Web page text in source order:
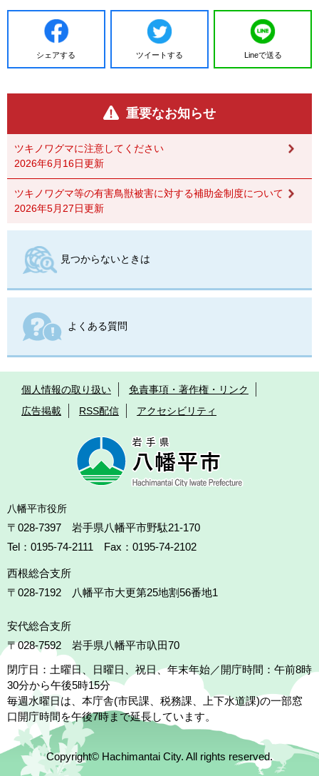
シェアする ツイートする Lineで送る
重要なお知らせ
ツキノワグマに注意してください
2026年6月16日更新
ツキノワグマ等の有害鳥獣被害に対する補助金制度について
2026年5月27日更新
見つからないときは
よくある質問
個人情報の取り扱い
免責事項・著作権・リンク
広告掲載
RSS配信 アクセシビリティ
八幡平市役所
〒028-7397 岩手県八幡平市野駄21-170
Tel：0195-74-2111 Fax：0195-74-2102
西根総合支所
〒028-7192
八幡平市大更第25地割56番地1
安代総合支所
〒028-7592
岩手県八幡平市叺田70
閉庁日：土曜日、日曜日、祝日、年末年始／開庁時間：午前8時
30分から午後5時15分
毎週水曜日は、本庁舎(市民課、税務課、上下水道課)の一部窓
口開庁時間を午後7時まで延長しています。
Copyright© Hachimantai City. All rights reserved.